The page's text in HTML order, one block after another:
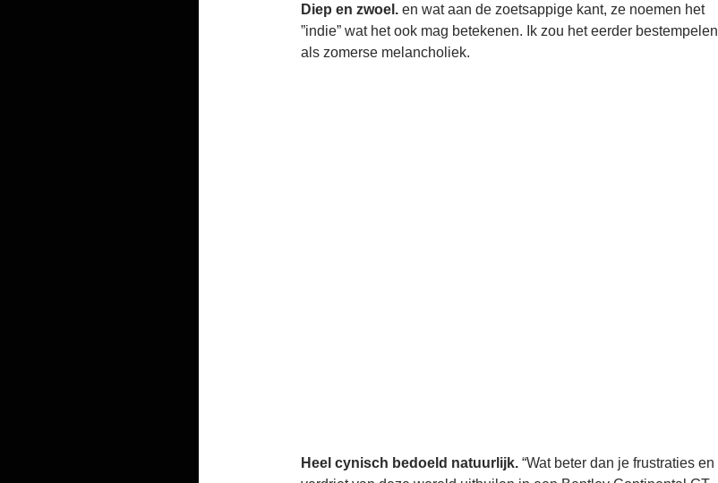
Diep en zwoel. en wat aan de zoetsappige kant, ze noemen het
”indie” wat het ook mag betekenen. Ik zou het eerder bestempelen
als zomerse melancholiek.
Heel cynisch bedoeld natuurlijk. “Wat beter dan je frustraties en